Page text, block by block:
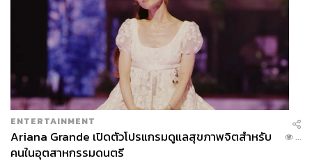
ENTERTAINMENT
Ariana Grande เปิดตัวโปรแกรมดูแลสุขภาพจิตสำหรับ
คนในอุตสาหกรรมดนตรี
...